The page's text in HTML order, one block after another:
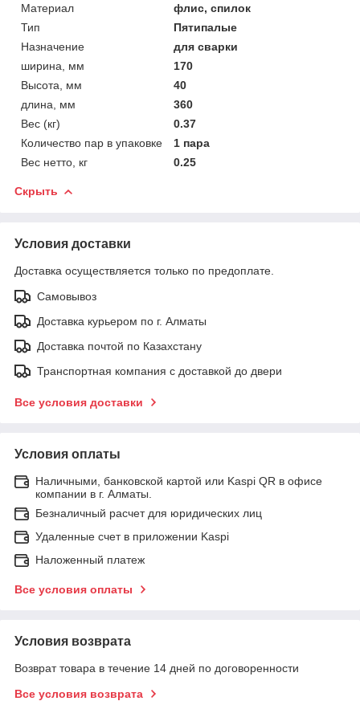
Материал
флис, спилок
Тип
Пятипалые
Назначение
для сварки
ширина, мм
170
Высота, мм
40
длина, мм
360
Вес (кг)
0.37
Количество пар в упаковке
1 пара
Вес нетто, кг
0.25
Скрыть
Условия доставки
Доставка осуществляется только по предоплате.
Самовывоз
Доставка курьером по г. Алматы
Доставка почтой по Казахстану
Транспортная компания с доставкой до двери
Все условия доставки
Условия оплаты
Наличными, банковской картой или Kaspi QR в офисе
компании в г. Алматы.
Безналичный расчет для юридических лиц
Удаленные счет в приложении Kaspi
Наложенный платеж
Все условия оплаты
Условия возврата
Возврат товара в течение 14 дней по договоренности
Все условия возврата